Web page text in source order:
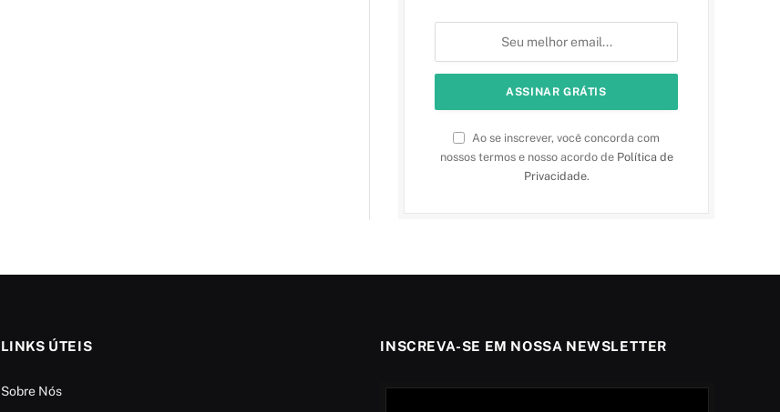
Ao se inscrever, você concorda com
nossos termos e nosso acordo de Política de
Privacidade.
LINKS ÚTEIS
Sobre Nós
INSCREVA-SE EM NOSSA NEWSLETTER